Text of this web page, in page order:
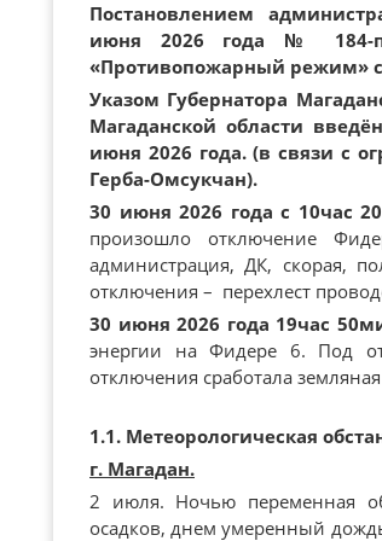
Постановлением
июня 2026 года № 184-п
«Противопожарный режим» с
Указом Губернатора
Магаданской области
июня 2026 года. (в связи с
Герба-Омсукчан).
30 июня 2026 года с 10час
произошло отключение
администрация, ДК, скорая,
отключения – перехлест
30 июня 2026 года 19час
энергии на Фидере 6. Под
отключения сработала
1.1. Метеорологическая
г. Магадан.
2 июля. Ночью переменная
осадков, днем умеренный